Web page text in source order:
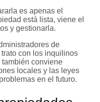
es apenas el
está lista, viene el
y gestionarla.
de
con los inquilinos
conviene
locales y las leyes
en el futuro.